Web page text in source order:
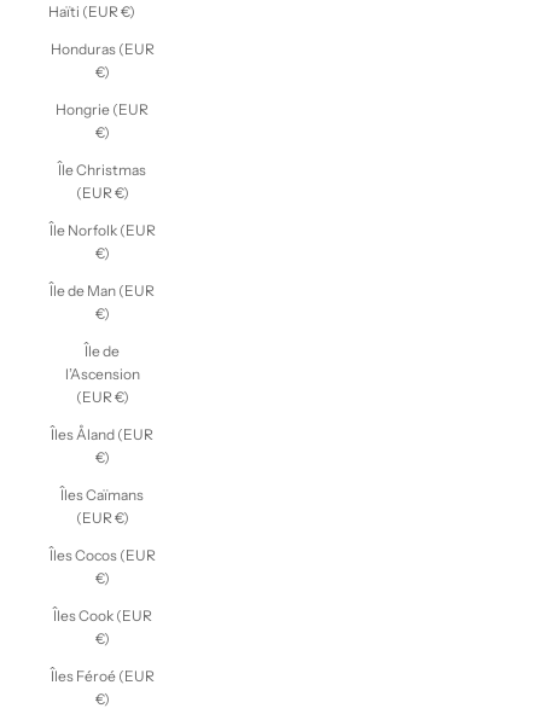
Haïti (EUR €)
Honduras (EUR
€)
Hongrie (EUR
€)
Île Christmas
(EUR €)
Île Norfolk (EUR
€)
Île de Man (EUR
€)
Île de
l’Ascension
(EUR €)
Îles Åland (EUR
€)
Îles Caïmans
(EUR €)
Îles Cocos (EUR
€)
Îles Cook (EUR
€)
Îles Féroé (EUR
€)